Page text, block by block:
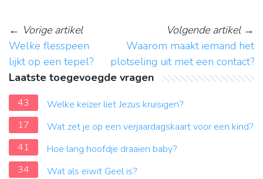
← Vorige artikel
Welke flesspeen
lijkt op een tepel?
Volgende artikel→
Waarom maakt iemand het
plotseling uit met een contact?
Laatste toegevoegde vragen
43
Welke keizer liet Jezus kruisigen?
17
Wat zet je op een verjaardagskaart voor een kind?
41
Hoe lang hoofdje draaien baby?
34
Wat als eiwit Geel is?